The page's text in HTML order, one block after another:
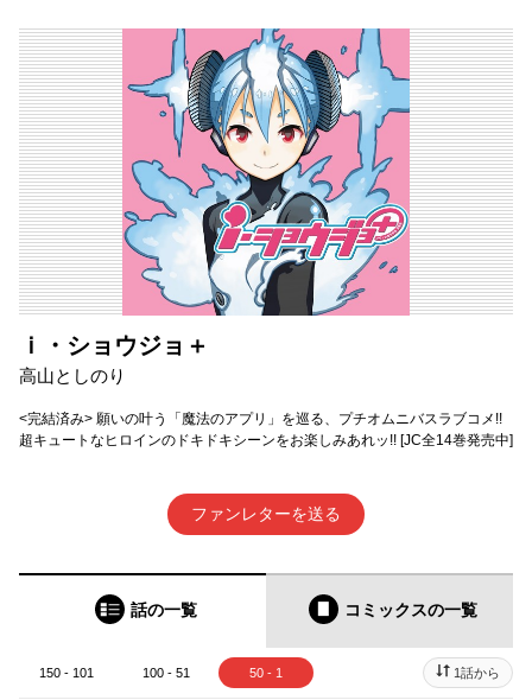
ｉ・ショウジョ＋
高山としのり
<完結済み> 願いの叶う「魔法のアプリ」を巡る、プチオムニバスラブコメ!!
超キュートなヒロインのドキドキシーンをお楽しみあれッ!! [JC全14巻発売中]
ファンレターを送る
話の一覧 コミックスの一覧
150 - 101 100 - 51 50 - 1 1話から